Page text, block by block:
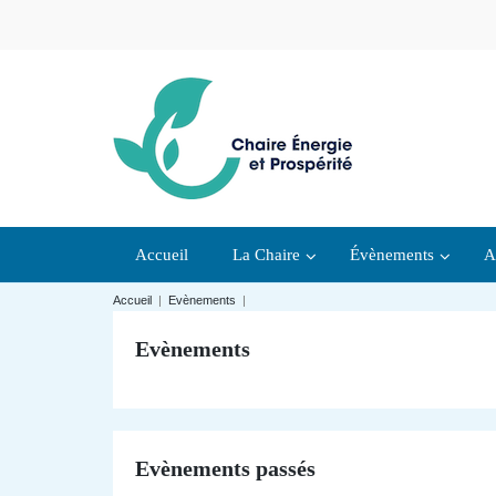
Accueil La Chaire Évènements
Accueil | Evènements |
Evènements
Evènements passés